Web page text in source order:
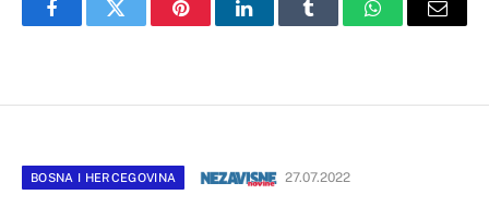
FacebookTwitter PinterestLinkedInTumblr WhatsAppEmail
BOSNA I HERCEGOVINA 27.07.2022